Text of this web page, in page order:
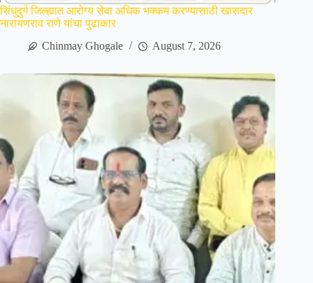
सिंधुदुर्ग जिल्ह्यात आरोग्य सेवा अधिक भक्कम करण्यासाठी खासदार
नारायणराव राणे यांचा पुढाकार
Chinmay Ghogale
August 7, 2026